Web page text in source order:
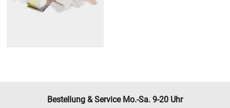
Bestellung & Service Mo.-Sa. 9-20 Uhr